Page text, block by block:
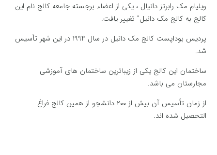
ویلیام مک رابرتز دانیال ، یکی از اعضاء برجسته جامعه کالج نام این
کالج به کالج مک دانیل” تغییر یافت.
پردیس بوداپست کالج مک دانیل در سال ۱۹۹۴ در این شهر تأسیس
شد.
ساختمان این کالج یکی از زیباترین ساختمان های آموزشی
مجارستان می باشد.
از زمان تأسیس آن بیش از ۲۰۰ دانشجو از همین کالج فراغ
التحصیل شده اند.